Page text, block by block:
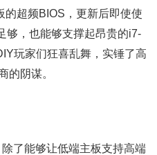
超频BIOS，更新后即使使
够，也能够支撑起昂贵的i7-
玩家们狂喜乱舞，实锤了高
的阴谋。
了能够让低端主板支持高端